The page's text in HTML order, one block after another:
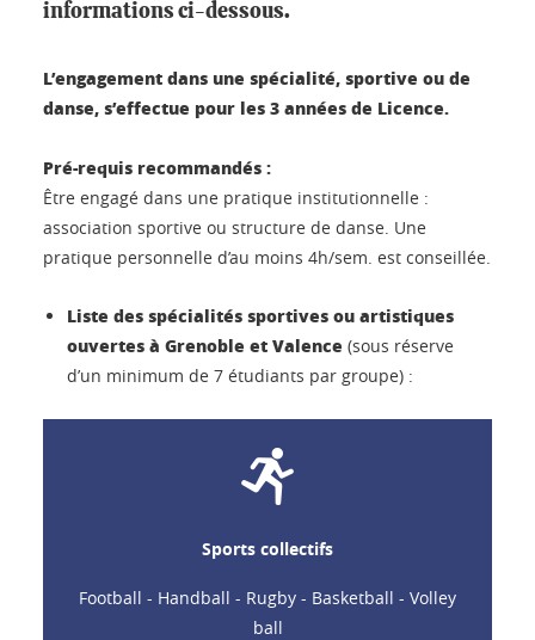
informations ci-dessous.
L’engagement dans une spécialité, sportive ou de
danse, s’effectue pour les 3 années de Licence.
Pré-requis recommandés :
Être engagé dans une pratique institutionnelle :
association sportive ou structure de danse. Une
pratique personnelle d’au moins 4h/sem. est conseillée.
Liste des spécialités sportives ou artistiques
ouvertes à Grenoble et Valence (sous réserve
d’un minimum de 7 étudiants par groupe) :
Sports collectifs
Football - Handball - Rugby - Basketball - Volley
ball